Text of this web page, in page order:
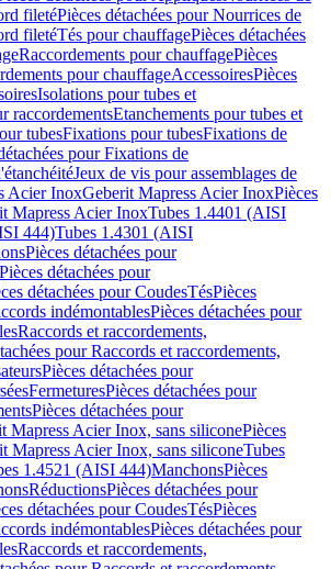
filetéPièces détachées pour Nourrices de
filetéTés pour chauffagePièces détachées
Raccordements pour chauffagePièces
pour chauffageAccessoiresPièces
Isolations pour tubes et
raccordementsEtanchements pour tubes et
tubesFixations pour tubesFixations de
pour Fixations de
Jeux de vis pour assemblages de
Acier InoxGeberit Mapress Acier InoxPièces
Mapress Acier InoxTubes 1.4401 (AISI
444)Tubes 1.4301 (AISI
Pièces détachées pour
Pièces détachées pour
détachées pour CoudesTésPièces
indémontablesPièces détachées pour
Raccords et raccordements,
pour Raccords et raccordements,
Pièces détachées pour
FermeturesPièces détachées pour
Pièces détachées pour
Mapress Acier Inox, sans siliconePièces
Mapress Acier Inox, sans siliconeTubes
1.4521 (AISI 444)ManchonsPièces
RéductionsPièces détachées pour
détachées pour CoudesTésPièces
indémontablesPièces détachées pour
Raccords et raccordements,